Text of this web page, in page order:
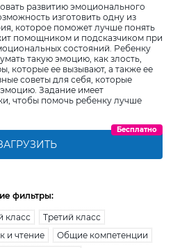
развитию эмоционального
изготовить одну из
которое поможет лучше понять
помощником и подсказчиком при
состояний. Ребенку
такую эмоцию, как злость,
которые ее вызывают, а также ее
советы для себя, которые
Задание имеет
чтобы помочь ребенку лучше
Бесплатно
фильтры:
класс
Третий класс
и чтение
Общие компетенции